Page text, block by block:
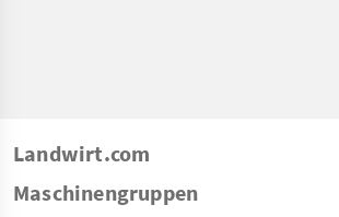
Landwirt.com
Maschinengruppen